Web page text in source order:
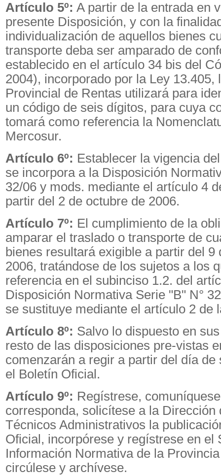
Artículo 5º: A partir de la entrada en
presente Disposición, y con la
individualización de aquellos bienes
transporte deba ser amparado de
establecido en el artículo 34 bis del
2004), incorporado por la Ley 13.405,
Provincial de Rentas utilizará para
un código de seis dígitos, para cuya
tomará como referencia la
Mercosur.
Artículo 6º: Establecer la vigencia
se incorpora a la Disposición
32/06 y mods. mediante el artículo 4
partir del 2 de octubre de 2006.
Artículo 7º: El cumplimiento de la
amparar el traslado o transporte de
bienes resultará exigible a partir del 9
2006, tratándose de los sujetos a los
referencia en el subinciso 1.2. del
Disposición Normativa Serie "B" N°
se sustituye mediante el artículo 2 de
Artículo 8º: Salvo lo dispuesto en
resto de las disposiciones pre-vistas
comenzarán a regir a partir del día de
el Boletín Oficial.
Artículo 9º: Regístrese,
corresponda, solicítese a la Dirección
Técnicos Administrativos la
Oficial, incorpórese y regístrese en el
Información Normativa de la
circúlese y archívese.